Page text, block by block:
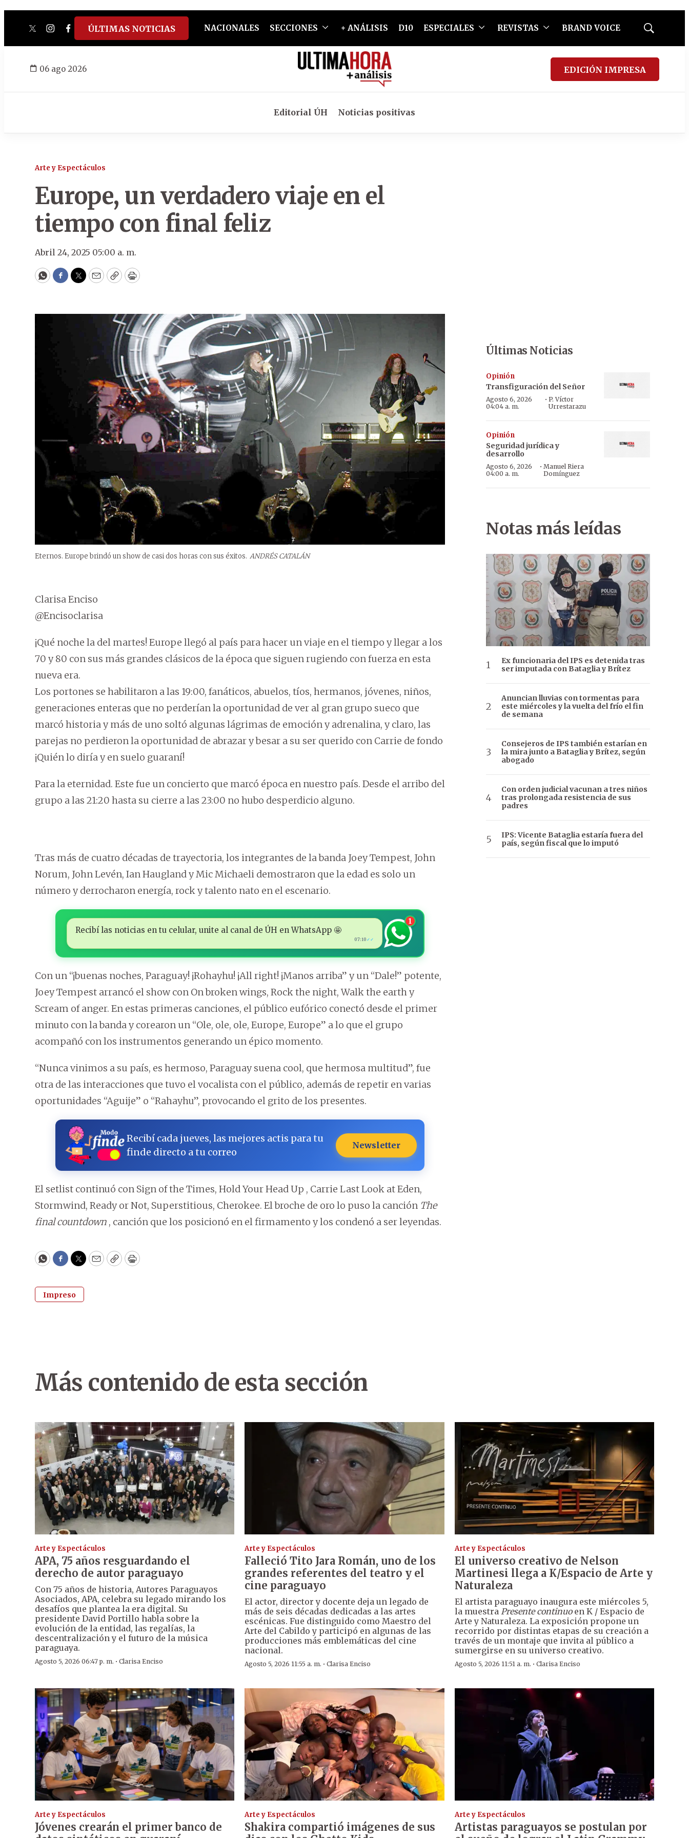
twitterinstagram
facebook
tiktokyoutube
spotify
ÚLTIMAS NOTICIAS NACIONALES SECCIONES + ANÁLISIS D10 ESPECIALES REVISTAS BRAND VOICE
Mostrar
06 ago 2026 EDICIÓN IMPRESA
Editorial ÚH Noticias positivas
Arte y Espectáculos
Europe, un verdadero viaje en el
tiempo con final feliz
Abril 24, 2025 05:00 a. m.
WhatsApp
Facebook
Twitter
EmailCopyPrint
Eternos. Europe brindó un show de casi dos horas con sus éxitos. ANDRÉS CATALÁN
Clarisa Enciso
@Encisoclarisa
¡Qué noche la del martes! Europe llegó al país para hacer un viaje en el tiempo y llegar a los
70 y 80 con sus más grandes clásicos de la época que siguen rugiendo con fuerza en esta
nueva era.
Los portones se habilitaron a las 19:00, fanáticos, abuelos, tíos, hermanos, jóvenes, niños,
generaciones enteras que no perderían la oportunidad de ver al gran grupo sueco que
marcó historia y más de uno soltó algunas lágrimas de emoción y adrenalina, y claro, las
parejas no perdieron la oportunidad de abrazar y besar a su ser querido con Carrie de fondo
¡Quién lo diría y en suelo guaraní!
Para la eternidad. Este fue un concierto que marcó época en nuestro país. Desde el arribo del
grupo a las 21:20 hasta su cierre a las 23:00 no hubo desperdicio alguno.
Tras más de cuatro décadas de trayectoria, los integrantes de la banda Joey Tempest, John
Norum, John Levén, Ian Haugland y Mic Michaeli demostraron que la edad es solo un
número y derrocharon energía, rock y talento nato en el escenario.
Recibí las noticias en tu celular, unite al canal de ÚH en WhatsApp 🤩
07:10 ✓✓
1
Con un “¡buenas noches, Paraguay! ¡Rohayhu! ¡All right! ¡Manos arriba” y un “Dale!” potente,
Joey Tempest arrancó el show con On broken wings, Rock the night, Walk the earth y
Scream of anger. En estas primeras canciones, el público eufórico conectó desde el primer
minuto con la banda y corearon un “Ole, ole, ole, Europe, Europe” a lo que el grupo
acompañó con los instrumentos generando un épico momento.
“Nunca vinimos a su país, es hermoso, Paraguay suena cool, que hermosa multitud”, fue
otra de las interacciones que tuvo el vocalista con el público, además de repetir en varias
oportunidades “Aguije” o “Rahayhu”, provocando el grito de los presentes.
Recibí cada jueves, las mejores actis para tu
finde directo a tu correo
Newsletter
El setlist continuó con Sign of the Times, Hold Your Head Up , Carrie Last Look at Eden,
Stormwind, Ready or Not, Superstitious, Cherokee. El broche de oro lo puso la canción The
final countdown , canción que los posicionó en el firmamento y los condenó a ser leyendas.
WhatsApp
Facebook
Twitter
EmailCopyPrint
Impreso
Últimas Noticias
Opinión
Transfiguración del Señor
Agosto 6, 2026
04:04 a. m.
· P. Víctor
Urrestarazu
Opinión
Seguridad jurídica y
desarrollo
Agosto 6, 2026
04:00 a. m.
· Manuel Riera
Domínguez
Notas más leídas
Ex funcionaria del IPS es detenida tras
ser imputada con Bataglia y Brítez
Anuncian lluvias con tormentas para
este miércoles y la vuelta del frío el fin
de semana
Consejeros de IPS también estarían en
la mira junto a Bataglia y Brítez, según
abogado
Con orden judicial vacunan a tres niños
tras prolongada resistencia de sus
padres
IPS: Vicente Bataglia estaría fuera del
país, según fiscal que lo imputó
Más contenido de esta sección
Arte y Espectáculos
APA, 75 años resguardando el
derecho de autor paraguayo
Con 75 años de historia, Autores Paraguayos
Asociados, APA, celebra su legado mirando los
desafíos que plantea la era digital. Su
presidente David Portillo habla sobre la
evolución de la entidad, las regalías, la
descentralización y el futuro de la música
paraguaya.
Agosto 5, 2026 06:47 p. m. · Clarisa Enciso
Arte y Espectáculos
Falleció Tito Jara Román, uno de los
grandes referentes del teatro y el
cine paraguayo
El actor, director y docente deja un legado de
más de seis décadas dedicadas a las artes
escénicas. Fue distinguido como Maestro del
Arte del Cabildo y participó en algunas de las
producciones más emblemáticas del cine
nacional.
Agosto 5, 2026 11:55 a. m. ·Clarisa Enciso
Arte y Espectáculos
El universo creativo de Nelson
Martinesi llega a K/Espacio de Arte y
Naturaleza
El artista paraguayo inaugura este miércoles 5,
la muestra Presente continuoen K / Espacio de
Arte y Naturaleza. La exposición propone un
recorrido por distintas etapas de su creación a
través de un montaje que invita al público a
sumergirse en su universo creativo.
Agosto 5, 2026 11:51 a. m. · Clarisa Enciso
Arte y Espectáculos
Jóvenes crearán el primer banco de
Arte y Espectáculos
Shakira compartió imágenes de sus
Arte y Espectáculos
Artistas paraguayos se postulan por